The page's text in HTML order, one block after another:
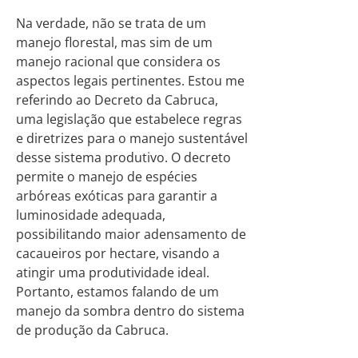
Na verdade, não se trata de um
manejo florestal, mas sim de um
manejo racional que considera os
aspectos legais pertinentes. Estou me
referindo ao Decreto da Cabruca,
uma legislação que estabelece regras
e diretrizes para o manejo sustentável
desse sistema produtivo. O decreto
permite o manejo de espécies
arbóreas exóticas para garantir a
luminosidade adequada,
possibilitando maior adensamento de
cacaueiros por hectare, visando a
atingir uma produtividade ideal.
Portanto, estamos falando de um
manejo da sombra dentro do sistema
de produção da Cabruca.